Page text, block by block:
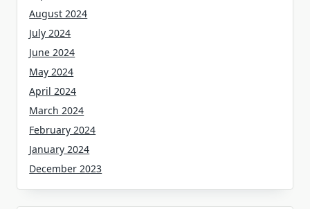
August 2024
July 2024
June 2024
May 2024
April 2024
March 2024
February 2024
January 2024
December 2023